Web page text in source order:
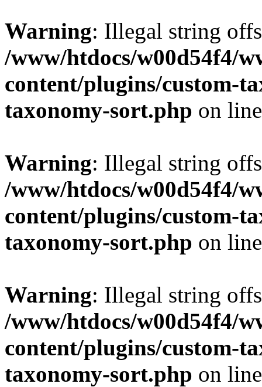
Warning: Illegal string
/www/htdocs/w00d54f4/
content/plugins/custom-
taxonomy-sort.php on
Warning: Illegal string
/www/htdocs/w00d54f4/
content/plugins/custom-
taxonomy-sort.php on
Warning: Illegal string
/www/htdocs/w00d54f4/
content/plugins/custom-
taxonomy-sort.php on